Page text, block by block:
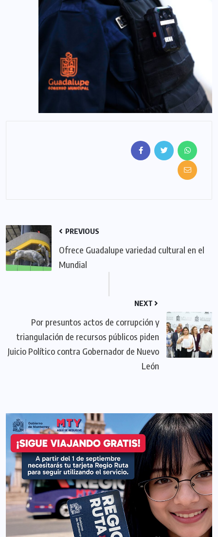
PREVIOUS
Ofrece Guadalupe variedad cultural en el
Mundial
NEXT
Por presuntos actos de corrupción y
triangulación de recursos públicos piden
Juicio Político contra Gobernador de Nuevo
León